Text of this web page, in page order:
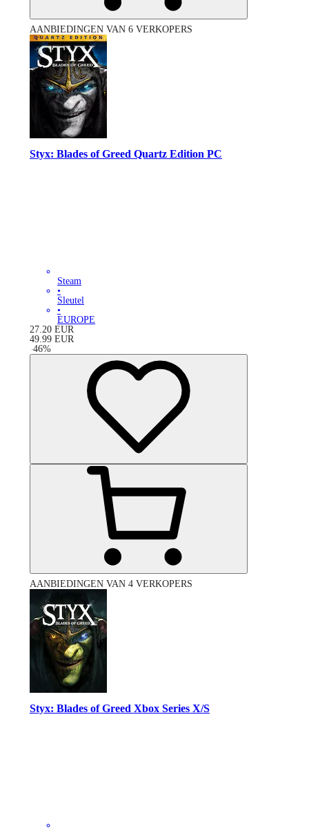
AANBIEDINGEN VAN 6 VERKOPERS
Styx: Blades of Greed Quartz Edition PC
Steam
•
Sleutel
•
EUROPE
27.20 EUR
49.99 EUR
-46%
AANBIEDINGEN VAN 4 VERKOPERS
Styx: Blades of Greed Xbox Series X/S